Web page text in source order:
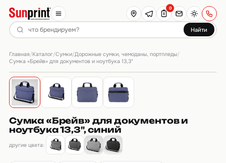
Найти
0
Главная/Каталог/Сумки/Дорожные сумки, чемоданы, портпледы/
Сумка «Брейв» для документов и ноутбука 13,3"
Сумка «Брейв» для документов и
ноутбука 13,3", синий
другие цвета: